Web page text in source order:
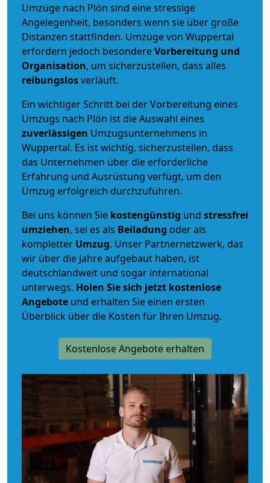
Umzüge nach Plön sind eine stressige
Angelegenheit, besonders wenn sie über große
Distanzen stattfinden. Umzüge von Wuppertal
erfordern jedoch besondereVorbereitung und
Organisation, um sicherzustellen, dass alles
reibungslosverläuft.
Ein wichtiger Schritt bei der Vorbereitung eines
Umzugs nach Plön ist die Auswahl eines
zuverlässigen Umzugsunternehmens in
Wuppertal. Es ist wichtig, sicherzustellen, dass
das Unternehmen über die erforderliche
Erfahrung und Ausrüstung verfügt, um den
Umzug erfolgreich durchzuführen.
Bei uns können Sie kostengünstig und stressfrei
umziehen, sei es als Beiladung oder als
kompletter Umzug. Unser Partnernetzwerk, das
wir über die Jahre aufgebaut haben, ist
deutschlandweit und sogar international
unterwegs. Holen Sie sich jetzt kostenlose
Angebote und erhalten Sie einen ersten
Überblick über die Kosten für Ihren Umzug.
Kostenlose Angebote erhalten